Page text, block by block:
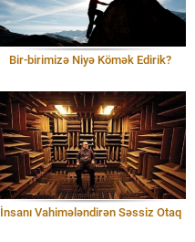
Bir-birimizə Niyə Kömək Edirik?
İnsanı Vahimələndirən Səssiz Otaq